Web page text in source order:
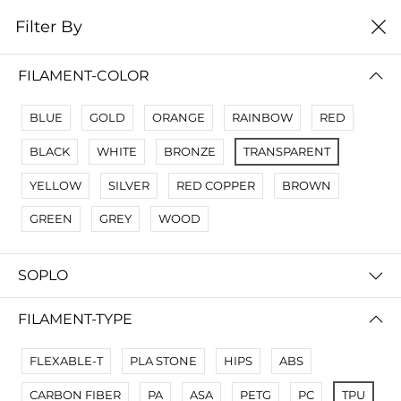
0
No Results
Not Found Filters1
Not Found Filters2
Filter By
FILAMENT-COLOR
BLUE GOLD ORANGE RAINBOW RED
BLACK WHITE BRONZE TRANSPARENT
YELLOW SILVER RED COPPER BROWN
GREEN GREY WOOD
SOPLO
FILAMENT-TYPE
FLEXABLE-T PLA STONE HIPS ABS
CARBON FIBER PA ASA PETG PC TPU